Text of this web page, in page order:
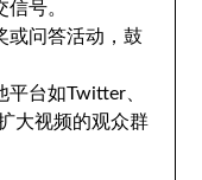
号。
或问答活动，鼓
平台如Twitter、
大视频的观众群